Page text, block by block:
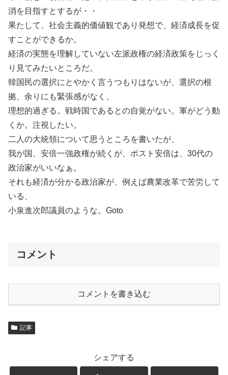
消を目指すとするが・・
果たして、社会主義的価値観であり発想で、経済成長を促
すことができるか。
経済の実態を理解していない左派政権の経済政策をじっく
り見てみたいところだ。
韓国民の選択にとやかく言うつもりはないが、選択の根
拠、余りにも緊張感がなく、
理想的過ぎる。戦時国であるとの自覚がない。軍がどう動
くか。注視したい。
二人の大統領について思うところを書いたが、
我が国、安倍一強政権が続くが、ポスト安倍は、30代の
政治家がいいなぁ。
それも経済が分かる政治家が、例えば農業改革で苦労して
いる、
小泉進次郎議員のような。Goto
コメント
コメントを書き込む
記事
シェアする